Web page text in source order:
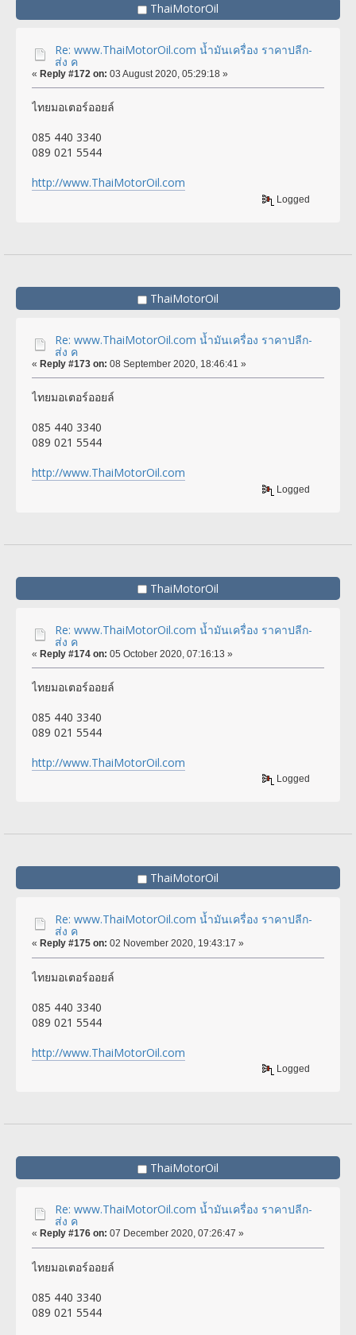
ThaiMotorOil
Re: www.ThaiMotorOil.com น้ำมันเครื่อง ราคาปลีก-
ส่ง ค
« Reply #172 on: 03 August 2020, 05:29:18 »
ไทยมอเตอร์ออยล์
085 440 3340
089 021 5544
http://www.ThaiMotorOil.com
Logged
ThaiMotorOil
Re: www.ThaiMotorOil.com น้ำมันเครื่อง ราคาปลีก-
ส่ง ค
« Reply #173 on: 08 September 2020, 18:46:41 »
ไทยมอเตอร์ออยล์
085 440 3340
089 021 5544
http://www.ThaiMotorOil.com
Logged
ThaiMotorOil
Re: www.ThaiMotorOil.com น้ำมันเครื่อง ราคาปลีก-
ส่ง ค
« Reply #174 on: 05 October 2020, 07:16:13 »
ไทยมอเตอร์ออยล์
085 440 3340
089 021 5544
http://www.ThaiMotorOil.com
Logged
ThaiMotorOil
Re: www.ThaiMotorOil.com น้ำมันเครื่อง ราคาปลีก-
ส่ง ค
« Reply #175 on: 02 November 2020, 19:43:17 »
ไทยมอเตอร์ออยล์
085 440 3340
089 021 5544
http://www.ThaiMotorOil.com
Logged
ThaiMotorOil
Re: www.ThaiMotorOil.com น้ำมันเครื่อง ราคาปลีก-
ส่ง ค
« Reply #176 on: 07 December 2020, 07:26:47 »
ไทยมอเตอร์ออยล์
085 440 3340
089 021 5544